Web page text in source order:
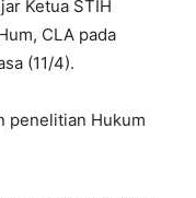
Ketua STIH
CLA pada
(11/4).
penelitian Hukum